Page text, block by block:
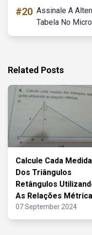
#20 Assinale A
Tabela No
Related Posts
Calcule Cada Medida
Dos Triângulos
Retângulos
As Relações
07 September 2024